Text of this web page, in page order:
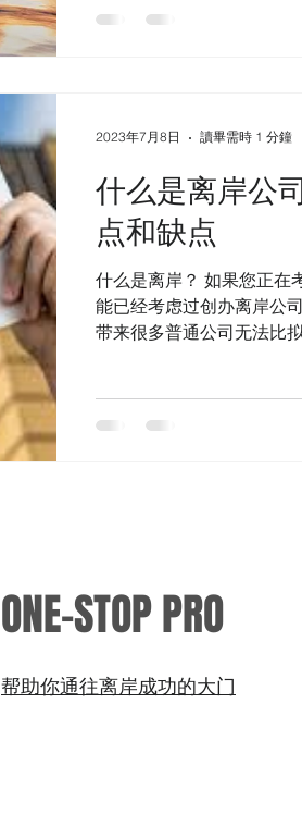
什么是离岸公
点和缺点
什么是离岸？ 如果您正在
能已经考虑过创办离岸公
带来很多普通公司无法比
2023年7月8日 讀畢需時 1 分鐘
ONE-STOP PRO
帮助你通往离岸成功的大门